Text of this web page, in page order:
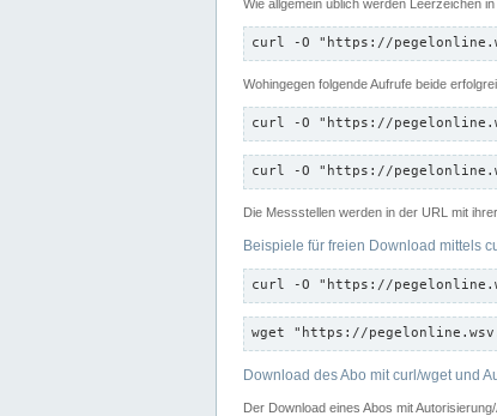
Wie allgemein üblich werden Leerzeichen
curl -O "https://
Wohingegen folgende Aufrufe beide
curl -O "https://
curl -O "https://
Die Messstellen werden in der URL mit
Beispiele für freien Download mittels
curl -O "https://
wget "https://
Download des Abo mit curl/wget und
Der Download eines Abos mit